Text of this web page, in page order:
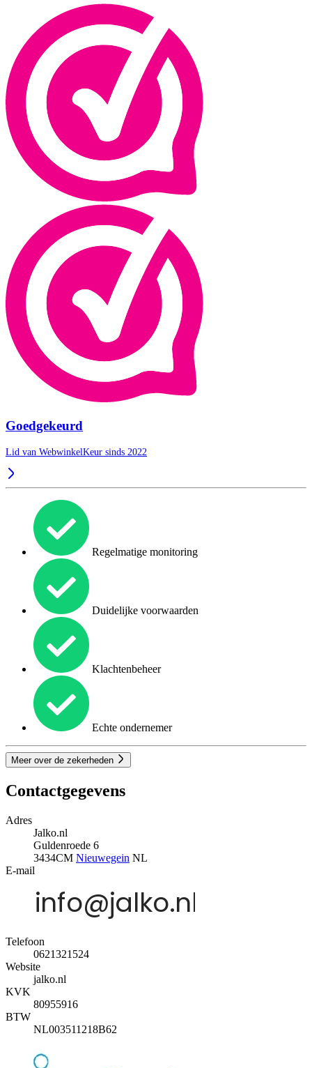
Goedgekeurd
Lid van WebwinkelKeur sinds 2022
Regelmatige monitoring
Duidelijke voorwaarden
Klachtenbeheer
Echte ondernemer
Meer over de zekerheden
Contactgegevens
Adres
Jalko.nl
Guldenroede 6
3434CM Nieuwegein NL
E-mail
Telefoon
0621321524
Website
jalko.nl
KVK
80955916
BTW
NL003511218B62